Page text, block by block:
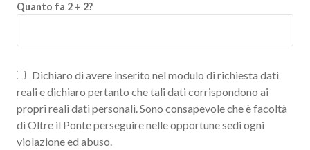
Quanto fa 2 + 2?
Dichiaro di avere inserito nel modulo di richiesta dati
reali e dichiaro pertanto che tali dati corrispondono ai
propri reali dati personali. Sono consapevole che è facoltà
di Oltre il Ponte perseguire nelle opportune sedi ogni
violazione ed abuso.